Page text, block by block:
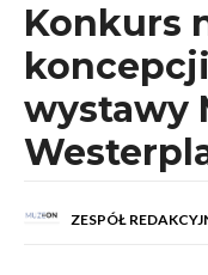
Konkurs
wystawy
ZESPÓŁ